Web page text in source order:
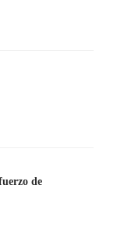
de